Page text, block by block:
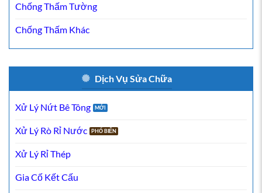
Chống Thấm Tường
Chống Thấm Khác
Dịch Vụ Sửa Chữa
Xử Lý Nứt Bê Tông
Xử Lý Rò Rỉ Nước
Xử Lý Rỉ Thép
Gia Cố Kết Cấu